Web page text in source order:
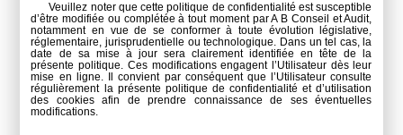
Veuillez noter que cette politique de confidentialité est susceptible
d’être modifiée ou complétée à tout moment par A B Conseil et Audit,
notamment en vue de se conformer à toute évolution législative,
réglementaire, jurisprudentielle ou technologique. Dans un tel cas, la
date de sa mise à jour sera clairement identifiée en tête de la
présente politique. Ces modifications engagent l’Utilisateur dès leur
mise en ligne. Il convient par conséquent que l’Utilisateur consulte
régulièrement la présente politique de confidentialité et d’utilisation
des cookies afin de prendre connaissance de ses éventuelles
modifications.